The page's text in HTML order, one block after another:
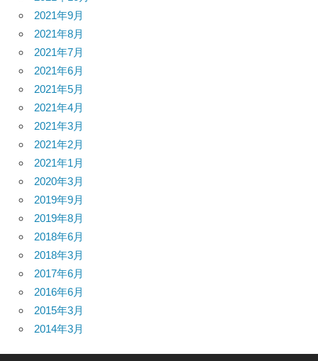
2021年9月
2021年8月
2021年7月
2021年6月
2021年5月
2021年4月
2021年3月
2021年2月
2021年1月
2020年3月
2019年9月
2019年8月
2018年6月
2018年3月
2017年6月
2016年6月
2015年3月
2014年3月